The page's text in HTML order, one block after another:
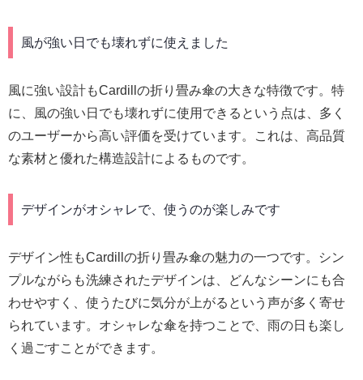
風が強い日でも壊れずに使えました
風に強い設計もCardillの折り畳み傘の大きな特徴です。特
に、風の強い日でも壊れずに使用できるという点は、多く
のユーザーから高い評価を受けています。これは、高品質
な素材と優れた構造設計によるものです。
デザインがオシャレで、使うのが楽しみです
デザイン性もCardillの折り畳み傘の魅力の一つです。シン
プルながらも洗練されたデザインは、どんなシーンにも合
わせやすく、使うたびに気分が上がるという声が多く寄せ
られています。オシャレな傘を持つことで、雨の日も楽し
く過ごすことができます。